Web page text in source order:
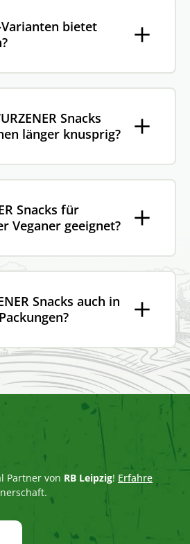
bietet
Snacks
länger knusprig?
Snacks für
Veganer geeignet?
Snacks auch in
Partner von RB Leipzig! Erfahre